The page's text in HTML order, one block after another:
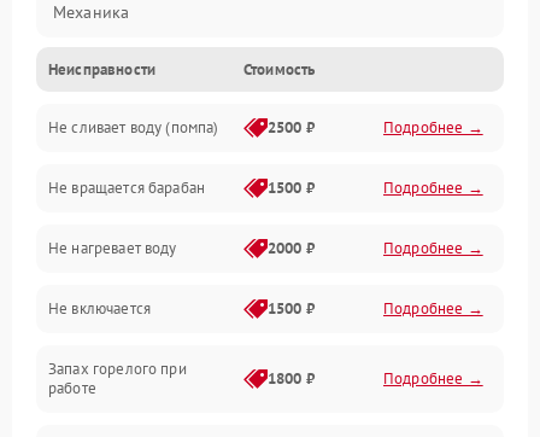
Механика
Электропитание
Водоснабжение
Слив
Программное обеспечение
Неисправности Стоимость
Не сливает воду (помпа) 2500 ₽ Подробнее →
Не вращается барабан 1500 ₽ Подробнее →
Не нагревает воду 2000 ₽ Подробнее →
Не включается 1500 ₽ Подробнее →
Запах горелого при
работе
1800 ₽ Подробнее →